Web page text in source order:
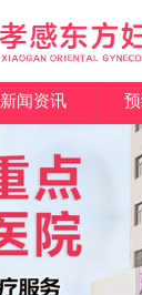
新闻资讯